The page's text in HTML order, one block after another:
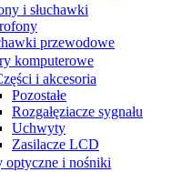
i słuchawki
przewodowe
komputerowe
i akcesoria
Pozostałe
Rozgałęziacze sygnału
Uchwyty
Zasilacze LCD
optyczne i nośniki